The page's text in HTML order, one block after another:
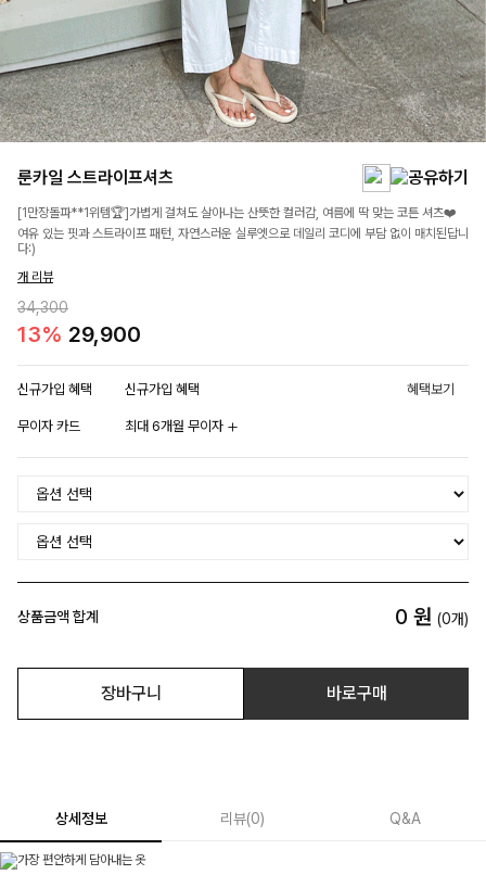
룬카일 스트라이프셔츠
[1만장돌파**1위템🏆]가볍게 걸쳐도 살아나는 산뜻한 컬러감, 여름에 딱 맞는 코튼 셔츠❤️
여유 있는 핏과 스트라이프 패턴, 자연스러운 실루엣으로 데일리 코디에 부담 없이 매치된답니
다:)
개 리뷰
34,300
13% 29,900
신규가입 혜택 신규가입 혜택 혜택보기
무이자 카드 최대 6개월 무이자
상품금액 합계 0 원 (0개)
장바구니 바로구매
상세정보 리뷰(0) Q&A